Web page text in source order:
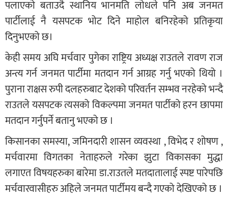
पलाएको बताउदै स्थानिय भानमति लोधले पनि अब जनमत
पार्टीलाई नै यसपटक भोट दिने माहोल बनिरहेको प्रतिकृया
दिनुभएको छ।
केही समय अघि मर्चवार पुगेका राष्ट्रिय अध्यक्ष राउतले रावण राज
अन्त्य गर्न जनमत पार्टीमा मतदान गर्न आग्रह गर्नु भएको थियो ।
पुराना राक्षस रुपी दलहरुबाट देशको परिवर्तन सम्भव नरहेको भन्दै
राउतले यसपटक त्यसको विकल्पमा जनमत पार्टीको हरन छापमा
मतदान गर्नुपर्ने बतानु भएको छ ।
किसानका समस्या, जमिनदारी शासन व्यवस्था , विभेद र शोषण ,
मर्चवारमा विगतका नेताहरुले गरेका झुटा विकासका मुद्धा
लगाएत विषयहरुका बारेमा डा.राउतले मतदातालाई स्पष्ट पारेपछि
मर्चवारवासीहरु अहिले जनमत पार्टीमय बन्दै गएको देखिएको छ ।